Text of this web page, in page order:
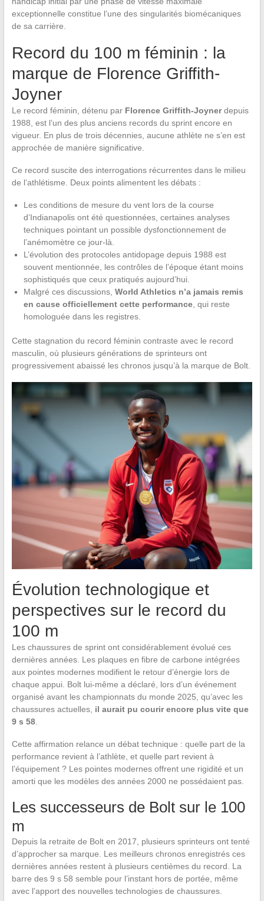
exceptionnelle constitue l’une des singularités biomécaniques
de sa carrière.
Record du 100 m féminin : la
marque de Florence Griffith-
Joyner
Le record féminin, détenu par Florence Griffith-Joynerdepuis
1988, est l’un des plus anciens records du sprint encore en
vigueur. En plus de trois décennies, aucune athlète ne s’en est
approchée de manière significative.
Ce record suscite des interrogations récurrentes dans le milieu
de l’athlétisme. Deux points alimentent les débats :
Les conditions de mesure du vent lors de la course
d’Indianapolis ont été questionnées, certaines analyses
techniques pointant un possible dysfonctionnement de
l’anémomètre ce jour-là.
L’évolution des protocoles antidopage depuis 1988 est
souvent mentionnée, les contrôles de l’époque étant moins
sophistiqués que ceux pratiqués aujourd’hui.
Malgré ces discussions, World Athletics n’a jamais remis
en cause officiellement cette performance, qui reste
homologuée dans les registres.
Cette stagnation du record féminin contraste avec le record
masculin, où plusieurs générations de sprinteurs ont
progressivement abaissé les chronos jusqu’à la marque de Bolt.
Évolution technologique et
perspectives sur le record du
100 m
Les chaussures de sprint ont considérablement évolué ces
dernières années. Les plaques en fibre de carbone intégrées
aux pointes modernes modifient le retour d’énergie lors de
chaque appui. Bolt lui-même a déclaré, lors d’un événement
organisé avant les championnats du monde 2025, qu’avec les
chaussures actuelles, il aurait pu courir encore plus vite que
9 s 58.
Cette affirmation relance un débat technique : quelle part de la
performance revient à l’athlète, et quelle part revient à
l’équipement ? Les pointes modernes offrent une rigidité et un
amorti que les modèles des années 2000 ne possédaient pas.
Les successeurs de Bolt sur le 100
m
Depuis la retraite de Bolt en 2017, plusieurs sprinteurs ont tenté
d’approcher sa marque. Les meilleurs chronos enregistrés ces
dernières années restent à plusieurs centièmes du record. La
barre des 9 s 58 semble pour l’instant hors de portée, même
avec l’apport des nouvelles technologies de chaussures.